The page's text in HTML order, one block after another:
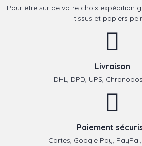
Pour être sur de votre choix expédition
tissus et papiers
Livraison
DHL, DPD, UPS,
Paiement
Cartes, Google Pay,